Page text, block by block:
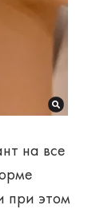
на все
при этом